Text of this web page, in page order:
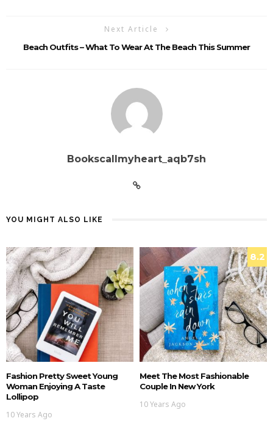
Next Article
Beach Outfits – What To Wear At The Beach This Summer
Bookscallmyheart_aqb7sh
YOU MIGHT ALSO LIKE
Fashion Pretty Sweet Young
Woman Enjoying A Taste
Lollipop
10 Years Ago
8.2
Meet The Most Fashionable
Couple In New York
10 Years Ago